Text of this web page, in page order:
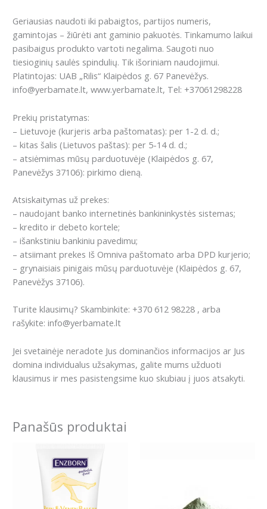
Geriausias naudoti iki pabaigtos, partijos numeris,
gamintojas – žiūrėti ant gaminio pakuotės. Tinkamumo laikui
pasibaigus produkto vartoti negalima. Saugoti nuo
tiesioginių saulės spindulių. Tik išoriniam naudojimui.
Platintojas: UAB „Rilis“ Klaipėdos g. 67 Panevėžys.
info@yerbamate.lt, www.yerbamate.lt, Tel: +37061298228
Prekių pristatymas:
– Lietuvoje (kurjeris arba paštomatas): per 1-2 d. d.;
– kitas šalis (Lietuvos paštas): per 5-14 d. d.;
– atsiėmimas mūsų parduotuvėje (Klaipėdos g. 67,
Panevėžys 37106): pirkimo dieną.
Atsiskaitymas už prekes:
– naudojant banko internetinės bankininkystės sistemas;
– kredito ir debeto kortele;
– išankstiniu bankiniu pavedimu;
– atsiimant prekes Iš Omniva paštomato arba DPD kurjerio;
– grynaisiais pinigais mūsų parduotuvėje (Klaipėdos g. 67,
Panevėžys 37106).
Turite klausimų? Skambinkite: +370 612 98228 , arba
rašykite: info@yerbamate.lt
Jei svetainėje neradote Jus dominančios informacijos ar Jus
domina individualus užsakymas, galite mums užduoti
klausimus ir mes pasistengsime kuo skubiau į juos atsakyti.
Panašūs produktai
variants.